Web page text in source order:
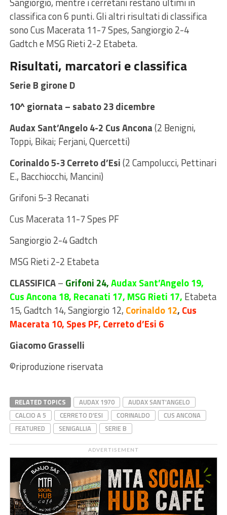
classifica con 6 punti. Gli altri risultati di classifica
sono Cus Macerata 11-7 Spes, Sangiorgio 2-4
Gadtch e MSG Rieti 2-2 Etabeta.
Risultati, marcatori e classifica
Serie B girone D
10^ giornata – sabato 23 dicembre
Audax Sant’Angelo 4-2 Cus Ancona(2 Benigni,
Toppi, Bikai; Ferjani, Quercetti)
Corinaldo 5-3 Cerreto d’Esi(2 Campolucci, Pettinari
E., Bacchiocchi, Mancini)
Grifoni 5-3 Recanati
Cus Macerata 11-7 Spes PF
Sangiorgio 2-4 Gadtch
MSG Rieti 2-2 Etabeta
CLASSIFICA– Grifoni 24,Audax Sant’Angelo 19,
Cus Ancona 18, Recanati 17, MSG Rieti 17, Etabeta
15, Gadtch 14,Sangiorgio 12, Corinaldo 12, Cus
Macerata 10, Spes PF, Cerreto d’Esi 6
Giacomo Grasselli
©riproduzione riservata
RELATED TOPICS AUDAX 1970
AUDAX SANT'ANGELO
CALCIO A 5
CERRETO D'ESI CORINALDO
CUS ANCONA
FEATURED
SENIGALLIA SERIE B
ADVERTISEMENT